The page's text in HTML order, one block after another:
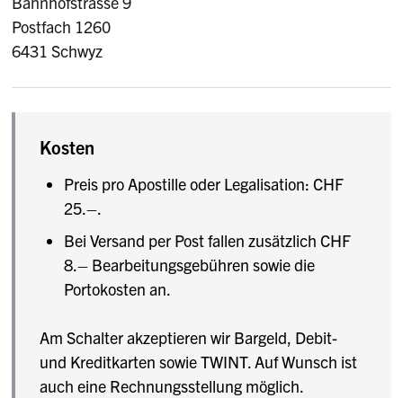
Postfach 1260
6431 Schwyz
Kosten
Preis pro Apostille oder Legalisation: CHF
25.–.
Bei Versand per Post fallen zusätzlich CHF
8.– Bearbeitungsgebühren sowie die
Portokosten an.
Am Schalter akzeptieren wir Bargeld, Debit-
und Kreditkarten sowie TWINT. Auf Wunsch ist
auch eine Rechnungsstellung möglich.